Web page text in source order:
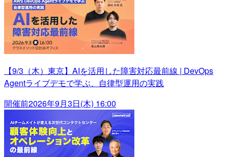
【9/3（木）東京】AIを活用した障害対応最前線 | DevOps
Agentライブデモで学ぶ、自律型運用の実践
開催前2026年9月3日(木) 16:00